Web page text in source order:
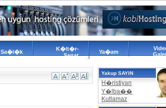
Sa�l�k
K�lt�r-
Sanat
Ya�am
Yakup SAYIN
H�ristiyan
Y�lba��
Kutlamaz